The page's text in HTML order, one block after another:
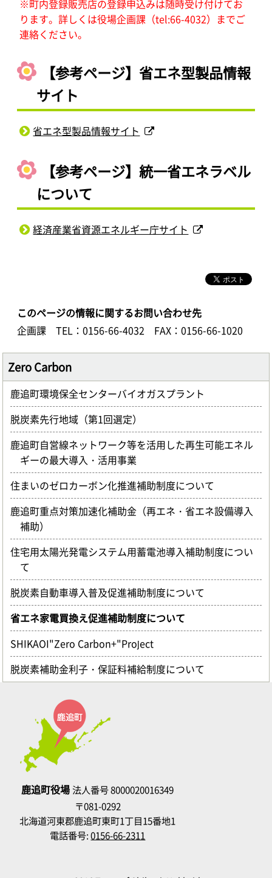
※町内登録販売店の登録申込みは随時受け付けてお
ります。詳しくは役場企画課（tel:66-4032）までご
連絡ください。
【参考ページ】省エネ型製品情報
サイト
省エネ型製品情報サイト
【参考ページ】統一省エネラベル
について
経済産業省資源エネルギー庁サイト
このページの情報に関するお問い合わせ先
企画課
TEL：0156-66-4032 FAX：0156-66-1020
Zero Carbon
鹿追町環境保全センターバイオガスプラント
脱炭素先行地域（第1回選定）
鹿追町自営線ネットワーク等を活用した再生可能エネル
ギーの最大導入・活用事業
住まいのゼロカーボン化推進補助制度について
鹿追町重点対策加速化補助金（再エネ・省エネ設備導入
補助）
住宅用太陽光発電システム用蓄電池導入補助制度につい
て
脱炭素自動車導入普及促進補助制度について
省エネ家電買換え促進補助制度について
SHIKAOI"Zero Carbon+"Project
脱炭素補助金利子・保証料補給制度について
鹿追町役場法人番号 8000020016349
〒081-0292
北海道河東郡鹿追町東町1丁目15番地1
電話番号:0156-66-2311